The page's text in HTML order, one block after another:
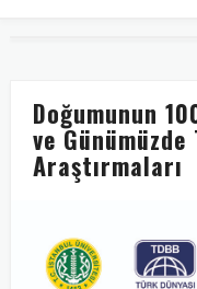
Doğumunun
ve
Araştırmaları